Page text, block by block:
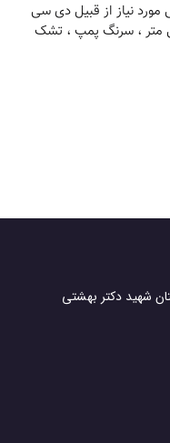
نیاز از قبیل دی سی
متر ، سرنگ پمپ ، تشک
شهید دکتر بهشتی